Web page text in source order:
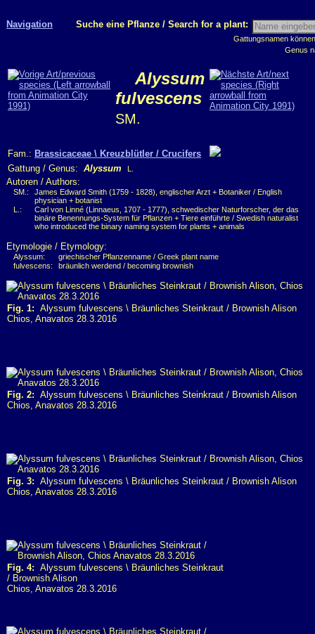
Navigation Suche eine Pflanze / Search for a plant:
Gattungsnamen
Genus
Alyssum
fulvescens
SM.
Fam.: Brassicaceae \ Kreuzblütler / Crucifers
Gattung / Genus: Alyssum L.
Autoren / Authors:
SM.:
James Edward Smith (1759 - 1828), englischer Arzt + Botaniker / English
physician + botanist
L.:
Carl von Linné (Linnaeus, 1707 - 1777), schwedischer Naturforscher, der das
binäre Benennungs-System für Pflanzen + Tiere einführte / Swedish naturalist
who introduced the binary naming system for plants + animals
Etymologie / Etymology:
Alyssum:
griechischer Pflanzenname / Greek plant name
fulvescens:
bräunlich werdend / becoming brownish
Fig. 1: Alyssum fulvescens \ Bräunliches Steinkraut / Brownish Alison
Chios, Anavatos 28.3.2016
Fig. 2: Alyssum fulvescens \ Bräunliches Steinkraut / Brownish Alison
Chios, Anavatos 28.3.2016
Fig. 3: Alyssum fulvescens \ Bräunliches Steinkraut / Brownish Alison
Chios, Anavatos 28.3.2016
Fig. 4: Alyssum fulvescens \ Bräunliches Steinkraut
/ Brownish Alison
Chios, Anavatos 28.3.2016